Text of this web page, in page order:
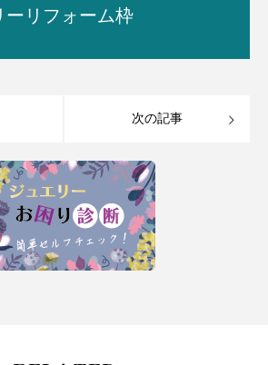
ーリフォーム枠
次の記事